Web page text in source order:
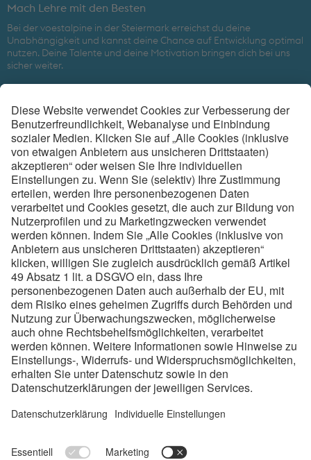
Mach Lehre mit den Besten
Bei der voestalpine in der Steiermark erreichst du deine
Unabhängigkeit und kannst deine Chance auf Entwicklung optimal
nutzen. Deine Talente und deine Motivation bringen dich bei uns
sicher weiter.
gesichert.
voestalpine Metal Engineering Division in der Steiermark
6
Ausbildungsorte
4.870
MitarbeiterInnen
19
Lehrberufe
80-100
Lehrstellen/Jahr
Links:
Ausbildungen
Checkliste
Standorte
Datenschutz